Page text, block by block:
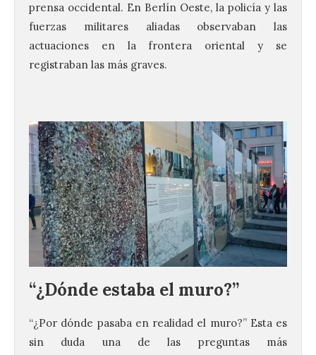
prensa occidental. En Berlín Oeste, la policía y las
fuerzas militares aliadas observaban las
actuaciones en la frontera oriental y se
registraban las más graves.
“¿Dónde estaba el muro?”
“¿Por dónde pasaba en realidad el muro?” Esta es
sin duda una de las preguntas más